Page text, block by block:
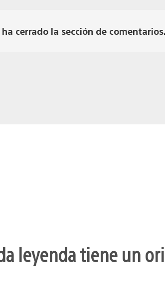
ha cerrado la sección de comentarios.
leyenda tiene un